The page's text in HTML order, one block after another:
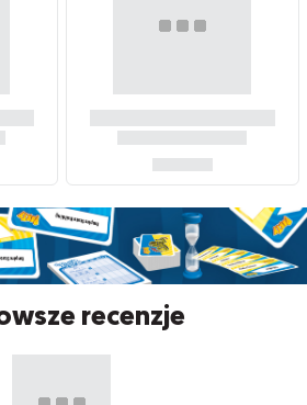
recenzje